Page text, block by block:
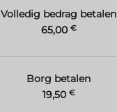
Volledig bedrag betalen
65,00 €
Borg betalen
19,50 €